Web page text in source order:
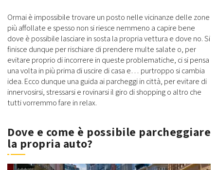
Ormai è impossibile trovare un posto nelle vicinanze delle zone
più affollate e spesso non si riesce nemmeno a capire bene
dove è possibile lasciare in sosta la propria vettura e dove no. Si
finisce dunque per rischiare di prendere multe salate o, per
evitare proprio di incorrere in queste problematiche, ci si pensa
una volta in più prima di uscire di casa e… purtroppo si cambia
idea. Ecco dunque una guida ai parcheggi in città, per evitare di
innervosirsi, stressarsi e rovinarsi il giro di shopping o altro che
tutti vorremmo fare in relax.
Dove e come è possibile parcheggiare
la propria auto?